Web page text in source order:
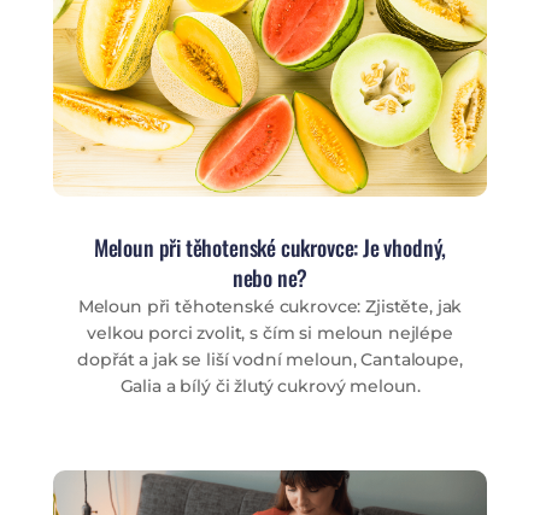
Meloun při těhotenské cukrovce: Je vhodný,
nebo ne?
Meloun při těhotenské cukrovce: Zjistěte, jak
velkou porci zvolit, s čím si meloun nejlépe
dopřát a jak se liší vodní meloun, Cantaloupe,
Galia a bílý či žlutý cukrový meloun.